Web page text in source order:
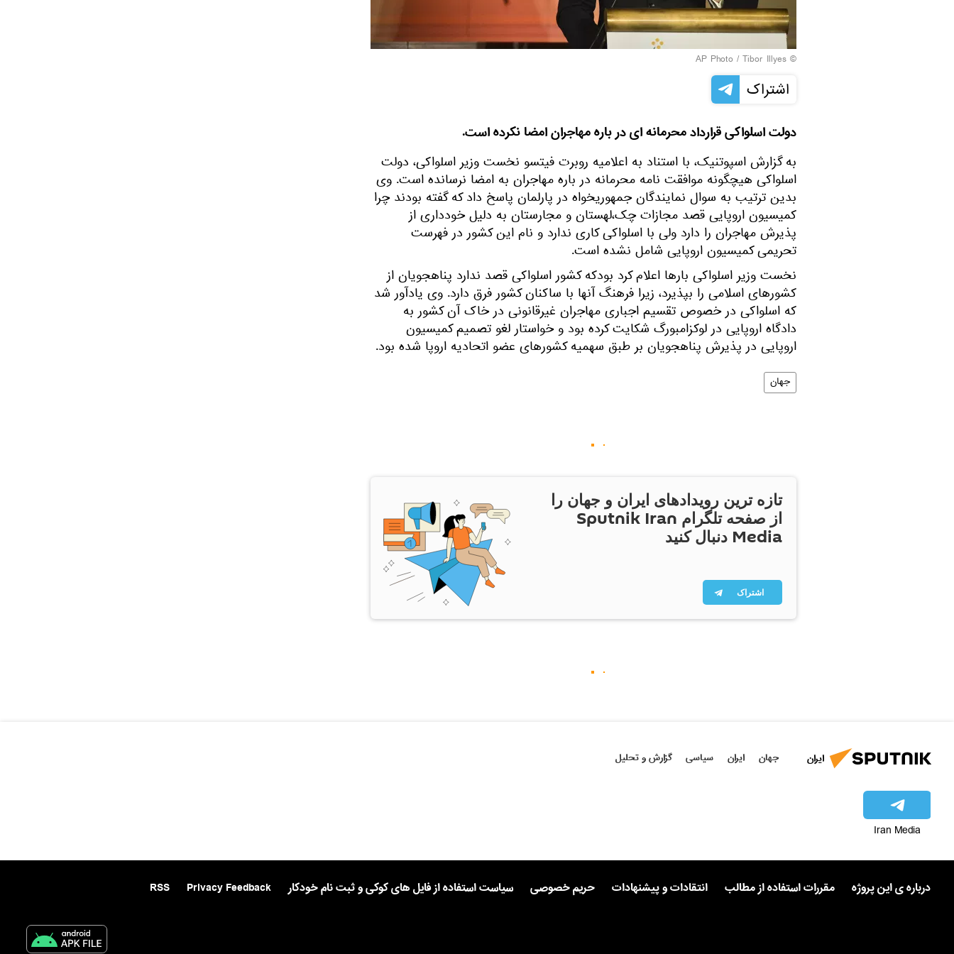
© AP Photo / Tibor Illyes
اشتراک
دولت اسلواکی قرارداد محرمانه ای در باره مهاجران امضا نکرده است.
به گزارش اسپوتنیک، با استناد به اعلامیه روبرت فیتسو نخست وزیر اسلواکی، دولت
اسلواکی هیچگونه موافقت نامه محرمانه در باره مهاجران به امضا نرسانده است. وی
بدین ترتیب به سوال نمایندگان جمهوریخواه در پارلمان پاسخ داد که گفته بودند چرا
کمیسیون اروپایی قصد مجازات چک،لهستان و مجارستان به دلیل خودداری از
پذیرش مهاجران را دارد ولی با اسلواکی کاری ندارد و نام این کشور در فهرست
تحریمی کمیسیون اروپایی شامل نشده است.
نخست وزیر اسلواکی بارها اعلام کرد بودکه کشور اسلواکی قصد ندارد پناهجویان از
کشورهای اسلامی را بپذیرد، زیرا فرهنگ آنها با ساکنان کشور فرق دارد. وی یادآور شد
که اسلواکی در خصوص تقسیم اجباری مهاجران غیرقانونی در خاک آن کشور به
دادگاه اروپایی در لوکزامبورگ شکایت کرده بود و خواستار لغو تصمیم کمیسیون
اروپایی در پذیرش پناهجویان بر طبق سهمیه کشورهای عضو اتحادیه اروپا شده بود.
جهان
تازه ترین رویدادهای ایران و جهان را
از صفحه تلگرام Sputnik Iran
Media دنبال کنید
اشتراک
ایران جهان ایران سیاسی گزارش و تحلیل
Iran Media
درباره ی این پروژه مقررات استفاده از مطالب انتقادات و پیشنهادات حریم خصوصی سیاست استفاده از فایل های کوکی و ثبت نام خودکار Privacy Feedback
RSS